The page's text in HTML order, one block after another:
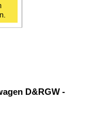
D&RGW -